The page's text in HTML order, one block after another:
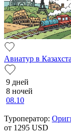
Авиатур в
9 дней
8 ночей
08.10
Туроператор:
от 1295 USD